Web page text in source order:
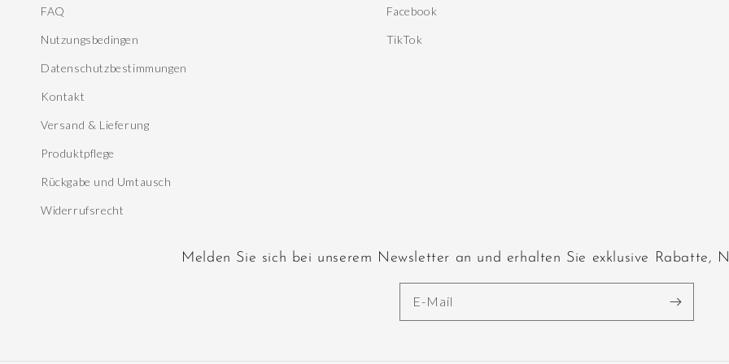
FAQ
Nutzungsbedingen
Datenschutzbestimmungen
Kontakt
Versand & Lieferung
Produktpflege
Rückgabe und Umtausch
Widerrufsrecht
Facebook
TikTok
Melden Sie sich bei unserem Newsletter an und erhalten Sie exklusive Rabatte,
E-Mail